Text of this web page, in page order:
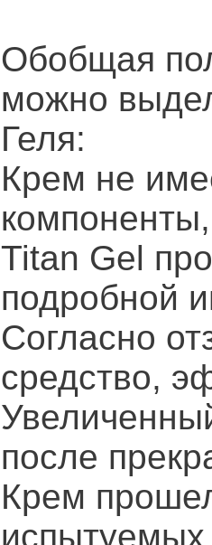
Обобщая
можно
Геля:
Крем не
Titan Gel
подробной
Согласно
средство,
после
Крем